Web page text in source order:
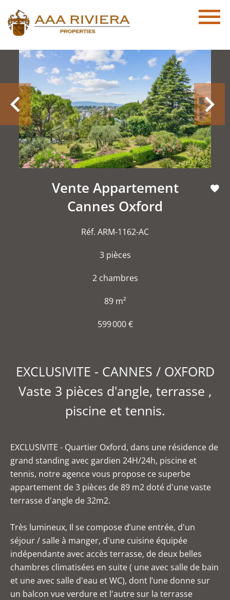
Vente Appartement
Cannes Oxford
Réf. ARM-1162-AC
3 pièces
2 chambres
89 m²
599 000 €
EXCLUSIVITE - CANNES / OXFORD
Vaste 3 pièces d'angle, terrasse ,
piscine et tennis.
EXCLUSIVITE - Quartier Oxford, dans une résidence de
grand standing avec gardien 24H/24h, piscine et
tennis, notre agence vous propose ce superbe
appartement de 3 pièces de 89 m2 doté d'une vaste
terrasse d'angle de 32m2.
Très lumineux, Il se compose d’une entrée, d'un
séjour / salle à manger, d'une cuisine équipée
indépendante avec accès terrasse, de deux belles
chambres climatisées en suite ( une avec salle de bain
et une avec salle d'eau et WC), dont l’une donne sur
un balcon vue verdure et l'autre sur la terrasse